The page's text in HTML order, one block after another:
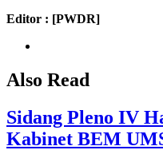
Editor : [PWDR]
Also Read
Sidang Pleno IV
Kabinet BEM